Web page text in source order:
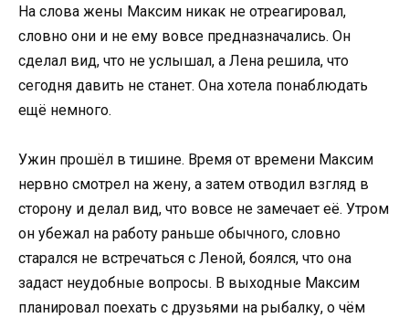
На слова жены Максим никак не отреагировал,
словно они и не ему вовсе предназначались. Он
сделал вид, что не услышал, а Лена решила, что
сегодня давить не станет. Она хотела понаблюдать
ещё немного.
Ужин прошёл в тишине. Время от времени Максим
нервно смотрел на жену, а затем отводил взгляд в
сторону и делал вид, что вовсе не замечает её. Утром
он убежал на работу раньше обычного, словно
старался не встречаться с Леной, боялся, что она
задаст неудобные вопросы. В выходные Максим
планировал поехать с друзьями на рыбалку, о чём